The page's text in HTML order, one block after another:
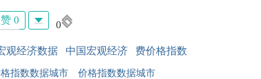
0 0
观经济数据 中国宏观经济
费价格指数
指数数据城市 价格指数数据城市